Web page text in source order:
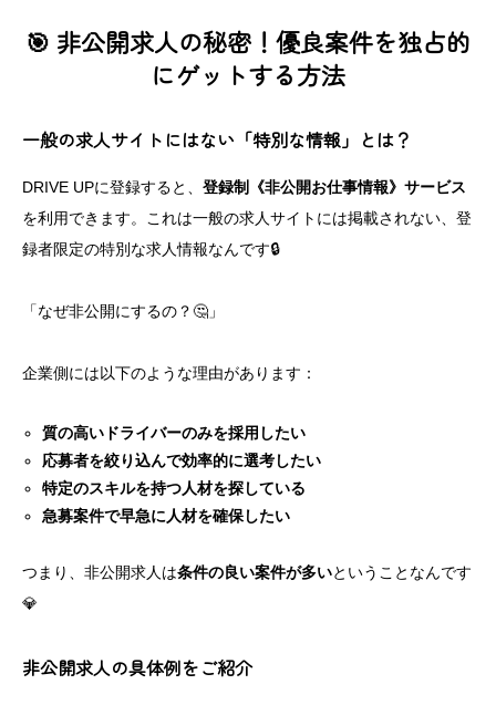
🎯 非公開求人の秘密！優良案件を独占的
にゲットする方法
一般の求人サイトにはない「特別な情報」とは？
DRIVE UPに登録すると、 登録制《非公開お仕事情報》サービス
を利用できます。これは一般の求人サイトには掲載されない、登
録者限定の特別な求人情報なんです🔒
「なぜ非公開にするの？🤔」
企業側には以下のような理由があります：
質の高いドライバーのみを採用したい
応募者を絞り込んで効率的に選考したい
特定のスキルを持つ人材を探している
急募案件で早急に人材を確保したい
つまり、非公開求人は条件の良い案件が多いということなんです
💎
非公開求人の具体例をご紹介